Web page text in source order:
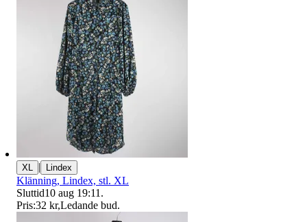
XL | Lindex
Klänning, Lindex, stl. XL
Sluttid10 aug 19:11 .
Pris:32 kr,Ledande bud.